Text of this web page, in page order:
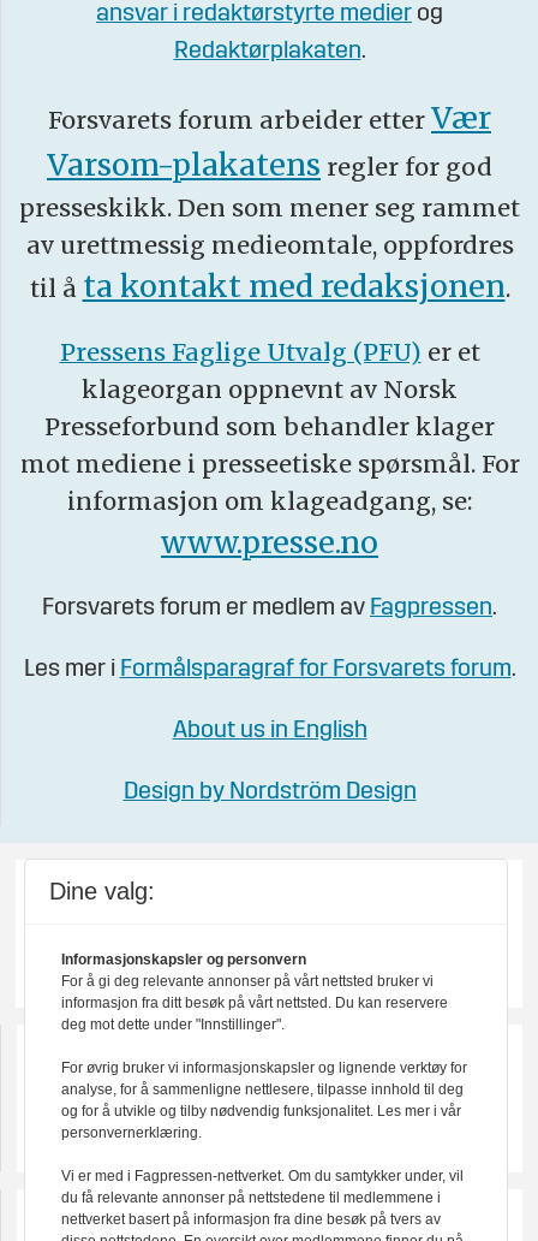
ansvar i redaktørstyrte medier og
Redaktørplakaten.
Forsvarets forum arbeider etter Vær
Varsom-plakatens regler for god
presseskikk. Den som mener seg rammet
av urettmessig medieomtale, oppfordres
til å ta kontakt med redaksjonen.
Pressens Faglige Utvalg (PFU) er et
klageorgan oppnevnt av Norsk
Presseforbund som behandler klager
mot mediene i presseetiske spørsmål. For
informasjon om klageadgang, se:
www.presse.no
Forsvarets forum er medlem av Fagpressen.
Les mer i Formålsparagraf for Forsvarets forum.
About us in English
Design by Nordström Design
Dine valg:
Informasjonskapsler og personvern
For å gi deg relevante annonser på vårt nettsted bruker vi
informasjon fra ditt besøk på vårt nettsted. Du kan reservere
deg mot dette under "Innstillinger".
For øvrig bruker vi informasjonskapsler og lignende verktøy for
analyse, for å sammenligne nettlesere, tilpasse innhold til deg
og for å utvikle og tilby nødvendig funksjonalitet. Les mer i vår
personvernerklæring.
Vi er med i Fagpressen-nettverket. Om du samtykker under, vil
du få relevante annonser på nettstedene til medlemmene i
nettverket basert på informasjon fra dine besøk på tvers av